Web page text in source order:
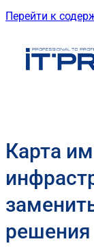
Перейти к
Карта
решения